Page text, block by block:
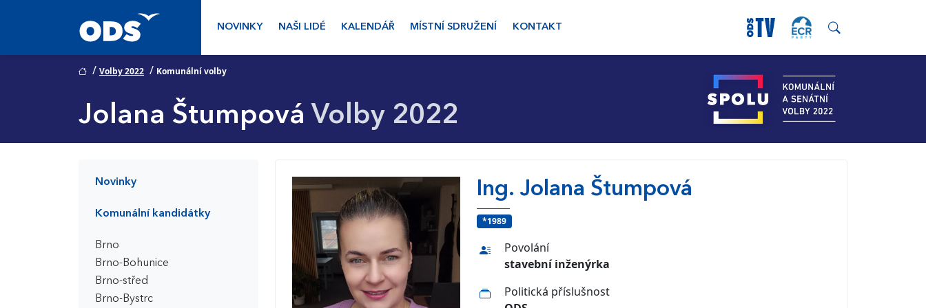
NOVINKY NAŠI LIDÉ KALENDÁŘ MÍSTNÍ SDRUŽENÍ KONTAKT
/ Volby 2022 / Komunální volby
Jolana Štumpová Volby 2022
Novinky
Komunální kandidátky
Brno
Brno-Bohunice
Brno-střed
Brno-Bystrc
Ing. Jolana Štumpová
*1989
Povolání
stavební inženýrka
Politická příslušnost